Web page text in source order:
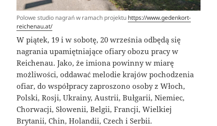
Polowe studio nagrań w ramach projektu https://www.gedenkort-
reichenau.at/
W piątek, 19 i w sobotę, 20 września odbędą się
nagrania upamiętniające ofiary obozu pracy w
Reichenau. Jako, że imiona powinny w miarę
możliwości, oddawać melodie krajów pochodzenia
ofiar, do współpracy zaproszono osoby z Włoch,
Polski, Rosji, Ukrainy, Austrii, Bułgarii, Niemiec,
Chorwacji, Słowenii, Belgii, Francji, Wielkiej
Brytanii, Chin, Holandii, Czech i Serbii.